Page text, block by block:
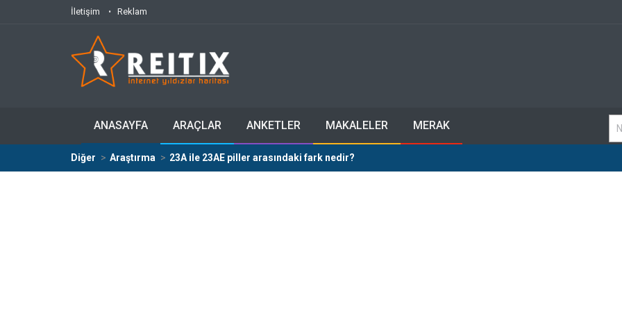
İletişim Reklam
ANASAYFA ARAÇLAR ANKETLER MAKALELER MERAK
Diğer Araştırma 23A ile 23AE piller arasındaki fark nedir?